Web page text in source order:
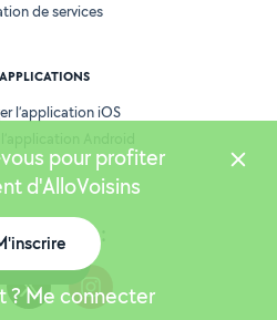
nous :
de services
l’application iOS
pour profiter
d'AlloVoisins
? Me connecter